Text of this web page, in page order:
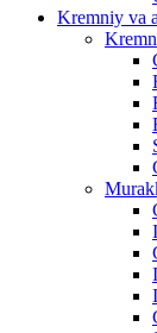
Kremniy va